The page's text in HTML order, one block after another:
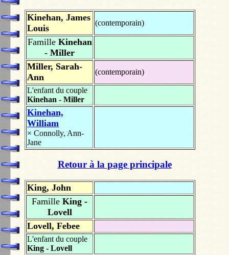
Kinehan, James
Louis
(contemporain)
FamilleKinehan
- Miller
Miller, Sarah-
Ann
(contemporain)
L'enfant du couple
Kinehan - Miller
Kinehan,
William
× Connolly, Ann-
Jane
Retour à la page principale
King, John
Famille King -
Lovell
Lovell, Febee
L'enfant du couple
King - Lovell